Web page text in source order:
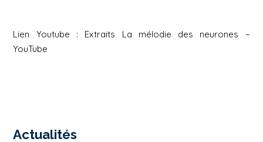
Lien Youtube : Extraits La mélodie des neurones –
YouTube
Actualités